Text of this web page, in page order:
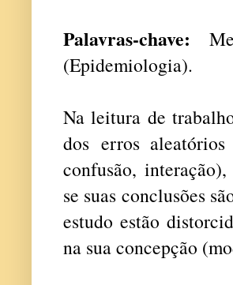
Palavras-chave:
(Epidemiologia).
Na leitura de
dos erros
confusão, interação),
se suas conclusões
estudo estão
na sua concepção